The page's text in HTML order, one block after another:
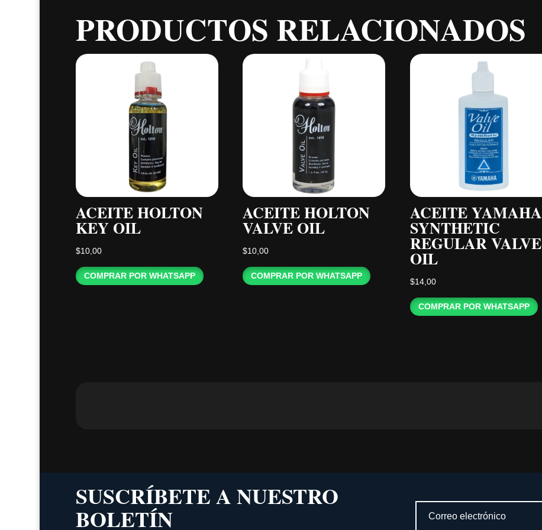
PRODUCTOS RELACIONADOS
ACEITE HOLTON
KEY OIL
$10,00
COMPRAR POR WHATSAPP
ACEITE HOLTON
VALVE OIL
$10,00
COMPRAR POR WHATSAPP
ACEITE YAMAHA
SYNTHETIC
REGULAR VALVE
OIL
$14,00
COMPRAR POR WHATSAPP
SUSCRÍBETE A NUESTRO
BOLETÍN